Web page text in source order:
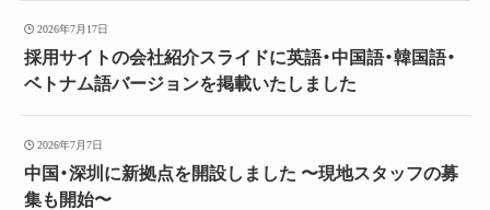
2026年7月17日
採用サイトの会社紹介スライドに英語・中国語・韓国語・
ベトナム語バージョンを掲載いたしました
2026年7月7日
中国・深圳に新拠点を開設しました 〜現地スタッフの募
集も開始〜